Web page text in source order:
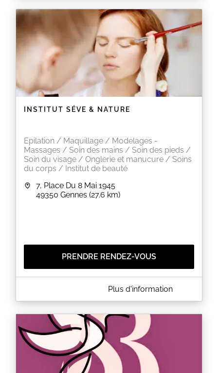
Samedi 8h 13h
le jeudi de 9h 12h et 14h19h
le samedi une semaine sur deux de 9h 12h
EN SAVOIR PLUS
INSTITUT SÉVE & NATURE
Epilation / Maquillage / Modelages -
Massages / Soin des mains / Soin des pieds /
Soin du visage / Onglerie et manucure / Soins
du corps / Institut de beauté
7, Place Du 8 Mai 1945
49350 Gennes (27.6 km)
PRENDRE RENDEZ-VOUS
A PROPOS DE INSTITUT SÉVE & NATURE
DES CRENEAUX SONT ENCORE DISPONIBLES
Pour une première prise de rdv en ligne ,merci de
bien noter *l'adresse:
*7 place du 8 mai 1945 ,49350 Gennes !
L'institut se situe sur la place où il y a le marché le
mardi matin juste aprés le Vivéco !!!
Plus d'information